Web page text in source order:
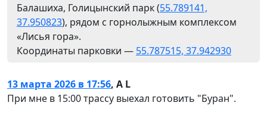
Балашиха, Голицынский парк (55.789141,
37.950823), рядом с горнолыжным комплексом
«Лисья гора».
Координаты парковки — 55.787515, 37.942930
13 марта 2026 в 17:56, A L
При мне в 15:00 трассу выехал готовить "Буран".